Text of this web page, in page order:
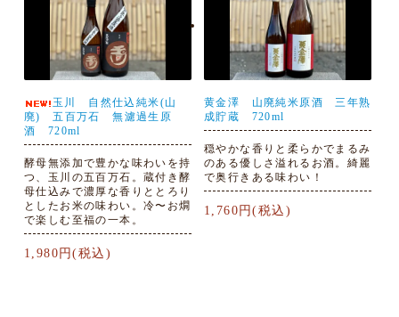
玉川 自然仕込純米(山
廃) 五百万石 無濾過生原
酒 720ml
酵母無添加で豊かな味わいを持
つ、玉川の五百万石。蔵付き酵
母仕込みで濃厚な香りととろり
としたお米の味わい。冷〜お燗
で楽しむ至福の一本。
1,980円(税込)
黄金澤 山廃純米原酒 三年熟
成貯蔵 720ml
穏やかな香りと柔らかでまるみ
のある優しさ溢れるお酒。綺麗
で奥行きある味わい！
1,760円(税込)